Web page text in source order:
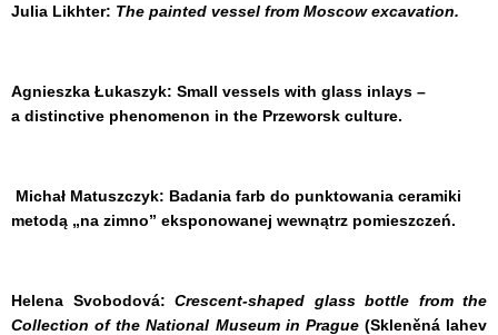
Julia Likhter: The painted vessel from Moscow excavation.
Agnieszka Łukaszyk: Small vessels with glass inlays –
a distinctive phenomenon in the Przeworsk culture.
Michał Matuszczyk: Badania farb do punktowania ceramiki
metodą „na zimno” eksponowanej wewnątrz pomieszczeń.
Helena Svobodová: Crescent-shaped glass bottle from the
Collection of the National Museum in Prague (Skleněná lahev